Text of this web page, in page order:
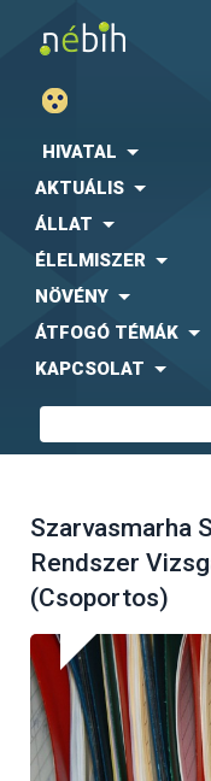
HIVATAL
AKTUÁLIS
ÁLLAT
ÉLELMISZER
NÖVÉNY
ÁTFOGÓ TÉMÁK
KAPCSOLAT
Szarvasmarha
Rendszer
(Csoportos)